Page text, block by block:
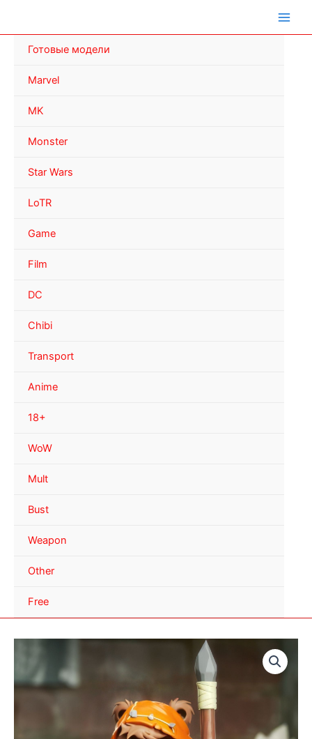
Готовые модели
Marvel
MK
Monster
Star Wars
LoTR
Game
Film
DC
Chibi
Transport
Anime
18+
WoW
Mult
Bust
Weapon
Other
Free